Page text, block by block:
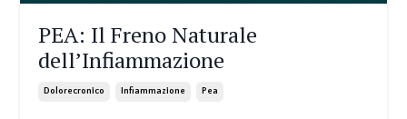
PEA: Il Freno Naturale
dell’Infiammazione
Dolorecronico Infiammazione Pea